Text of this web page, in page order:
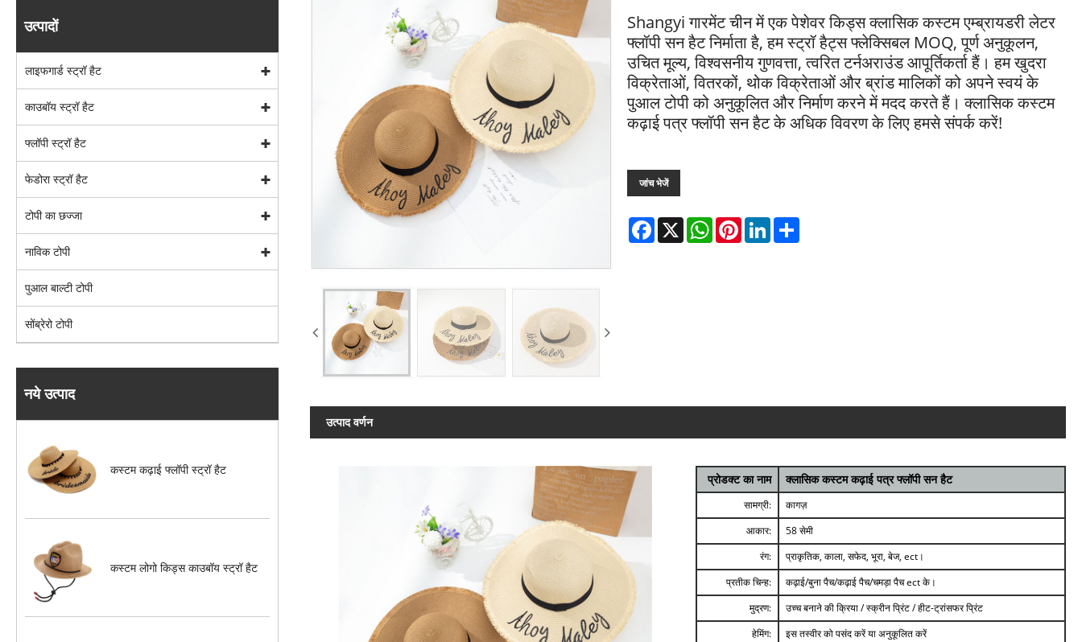
उत्पादों
लाइफगार्ड स्ट्रॉ हैट
काउबॉय स्ट्रॉ हैट
फ्लॉपी स्ट्रॉ हैट
फेडोरा स्ट्रॉ हैट
टोपी का छज्जा
नाविक टोपी
पुआल बाल्टी टोपी
सोंब्रेरो टोपी
नये उत्पाद
कस्टम कढ़ाई फ्लॉपी स्ट्रॉ हैट
कस्टम लोगो किड्स काउबॉय स्ट्रॉ हैट
Shangyi गारमेंट चीन में एक पेशेवर किड्स क्लासिक कस्टम एम्ब्रायडरी लेटर
फ्लॉपी सन हैट निर्माता है, हम स्ट्रॉ हैट्स फ्लेक्सिबल MOQ, पूर्ण अनुकूलन,
उचित मूल्य, विश्वसनीय गुणवत्ता, त्वरित टर्नअराउंड आपूर्तिकर्ता हैं। हम खुदरा
विक्रेताओं, वितरकों, थोक विक्रेताओं और ब्रांड मालिकों को अपने स्वयं के
पुआल टोपी को अनुकूलित और निर्माण करने में मदद करते हैं। क्लासिक कस्टम
कढ़ाई पत्र फ्लॉपी सन हैट के अधिक विवरण के लिए हमसे संपर्क करें!
जांच भेजें
Facebook
X WhatsApp
PinterestLinkedIn
उत्पाद वर्णन
प्रोडक्ट का नाम क्लासिक कस्टम कढ़ाई पत्र फ्लॉपी सन हैट
सामग्री:
कागज़
आकार:
58 सेमी
रंग:
प्राकृतिक, काला, सफेद, भूरा, बेज, ect।
प्रतीक चिन्ह:
कढ़ाई/बुना पैच/कढ़ाई पैच/चमड़ा पैच ect के।
मुद्रण:
उच्च बनाने की क्रिया / स्क्रीन प्रिंट / हीट-ट्रांसफर प्रिंट
हेमिंग:
इस तस्वीर को पसंद करें या अनुकूलित करें